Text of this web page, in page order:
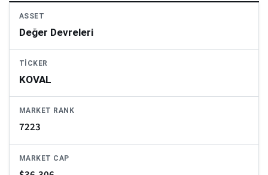
ASSET
Değer Devreleri
TICKER
KOVAL
MARKET RANK
7223
MARKET CAP